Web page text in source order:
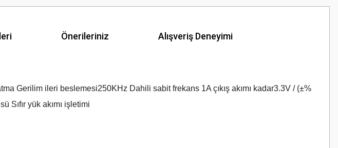
Önerileriniz Alışveriş Deneyimi
Gerilim ileri beslemesi250KHz Dahili sabit frekans 1A çıkış akımı kadar3.3V / (±%
Sıfır yük akımı işletimi